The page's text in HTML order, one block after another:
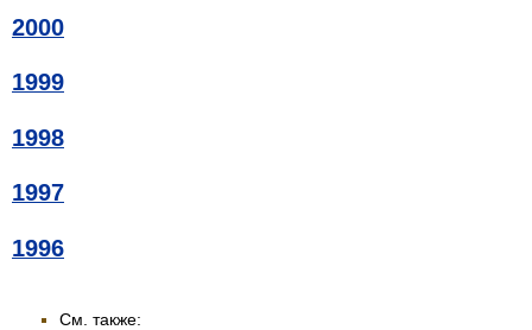
2000
1999
1998
1997
1996
См. также: